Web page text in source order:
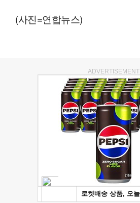
(사진=연합뉴스)
ADVERTISEMENT